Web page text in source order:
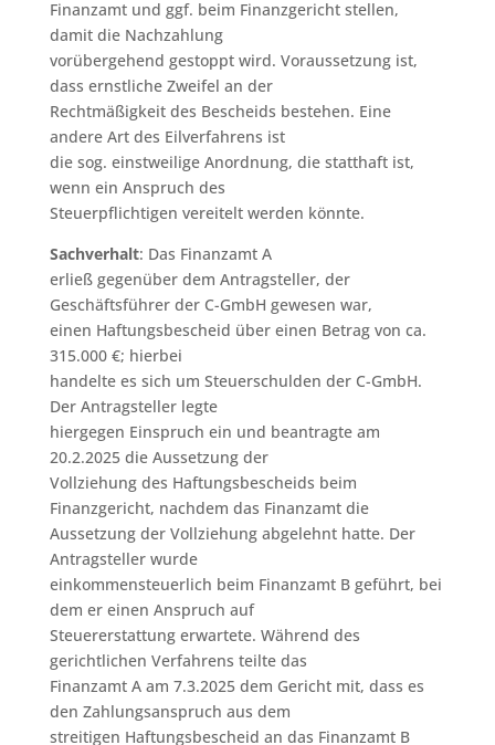
Finanzamt und ggf. beim Finanzgericht stellen,
damit die Nachzahlung
vorübergehend gestoppt wird. Voraussetzung ist,
dass ernstliche Zweifel an der
Rechtmäßigkeit des Bescheids bestehen. Eine
andere Art des Eilverfahrens ist
die sog. einstweilige Anordnung, die statthaft ist,
wenn ein Anspruch des
Steuerpflichtigen vereitelt werden könnte.
Sachverhalt: Das Finanzamt A
erließ gegenüber dem Antragsteller, der
Geschäftsführer der C-GmbH gewesen war,
einen Haftungsbescheid über einen Betrag von ca.
315.000 €; hierbei
handelte es sich um Steuerschulden der C-GmbH.
Der Antragsteller legte
hiergegen Einspruch ein und beantragte am
20.2.2025 die Aussetzung der
Vollziehung des Haftungsbescheids beim
Finanzgericht, nachdem das Finanzamt die
Aussetzung der Vollziehung abgelehnt hatte. Der
Antragsteller wurde
einkommensteuerlich beim Finanzamt B geführt, bei
dem er einen Anspruch auf
Steuererstattung erwartete. Während des
gerichtlichen Verfahrens teilte das
Finanzamt A am 7.3.2025 dem Gericht mit, dass es
den Zahlungsanspruch aus dem
streitigen Haftungsbescheid an das Finanzamt B